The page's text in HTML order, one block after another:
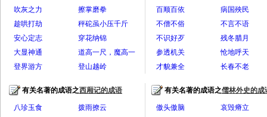
吹灰之力
擦掌磨拳
趁哄打劫
秤砣虽小压千斤
安心定志
穿花纳锦
大显神通
道高一尺，魔高一
丈
登界游方 登山越岭
百顺百依
病国殃民
不僧不俗
不言不语
不识好歹
残冬腊月
参透机关
怆地呼天
才貌兼全
长春不老
有关名著的成语之西厢记的成语
八珍玉食
拨雨撩云
有关名著的成语之儒林外史的成
傲头傲脑
哀毁瘠立